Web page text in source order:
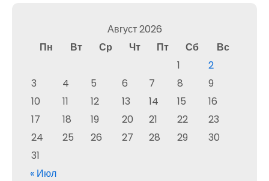
Август 2026
Пн
Вт Ср Чт Пт Сб
Вс
1
2
3
4 5 6 7 8
9
10
11 12 13 14 15
16
17
18 19 20 21 22
23
24
25 26 27 28 29
30
31
« Июл